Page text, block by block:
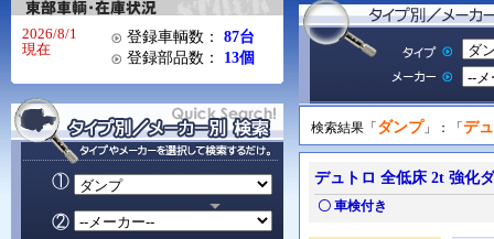
2026/8/1
現在
登録車輌数：
87台
登録部品数：
13個
検索結果「 ダンプ 」：「 デ
デュトロ 全低床 2t 強化
〇 車検付き